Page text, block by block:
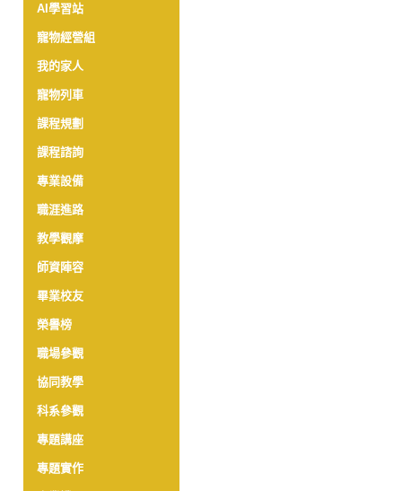
AI學習站
寵物經營組
我的家人
寵物列車
課程規劃
課程諮詢
專業設備
職涯進路
教學觀摩
師資陣容
畢業校友
榮譽榜
職場參觀
協同教學
科系參觀
專題講座
專題實作